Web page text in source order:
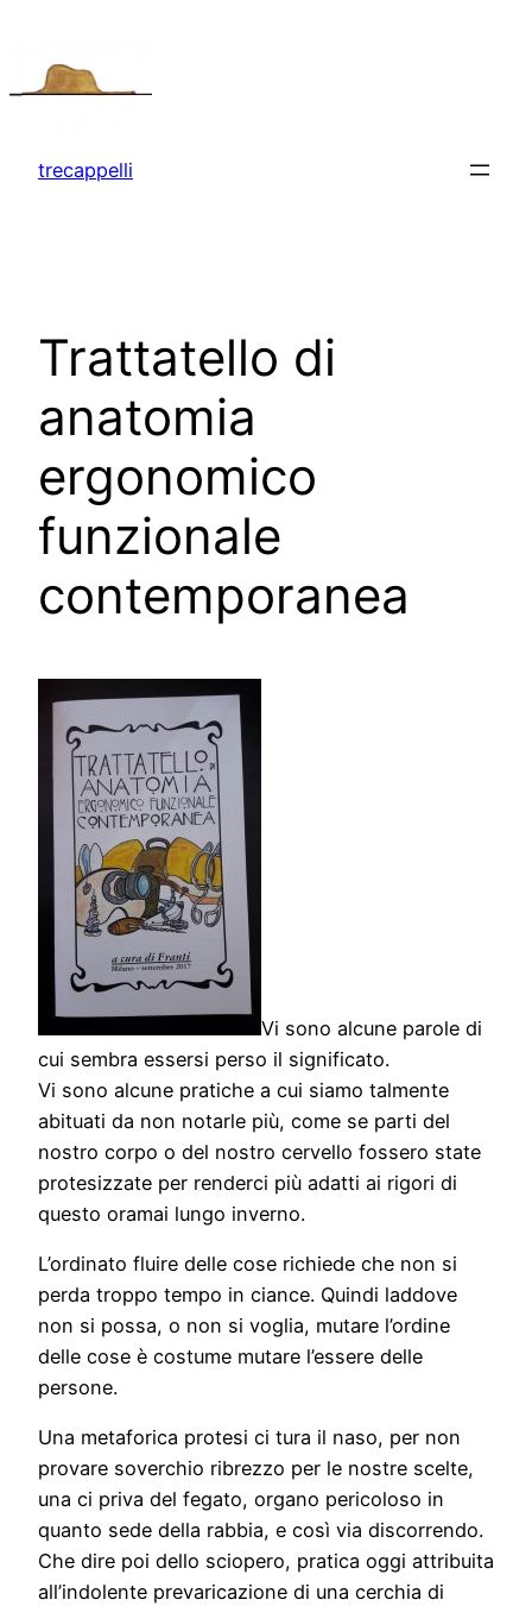
contenuto
trecappelli
Trattatello di
anatomia
ergonomico
funzionale
contemporanea
Vi sono alcune parole di
cui sembra essersi perso il significato.
Vi sono alcune pratiche a cui siamo talmente
abituati da non notarle più, come se parti del
nostro corpo o del nostro cervello fossero state
protesizzate per renderci più adatti ai rigori di
questo oramai lungo inverno.
L’ordinato fluire delle cose richiede che non si
perda troppo tempo in ciance. Quindi laddove
non si possa, o non si voglia, mutare l’ordine
delle cose è costume mutare l’essere delle
persone.
Una metaforica protesi ci tura il naso, per non
provare soverchio ribrezzo per le nostre scelte,
una ci priva del fegato, organo pericoloso in
quanto sede della rabbia, e così via discorrendo.
Che dire poi dello sciopero, pratica oggi attribuita
all’indolente prevaricazione di una cerchia di